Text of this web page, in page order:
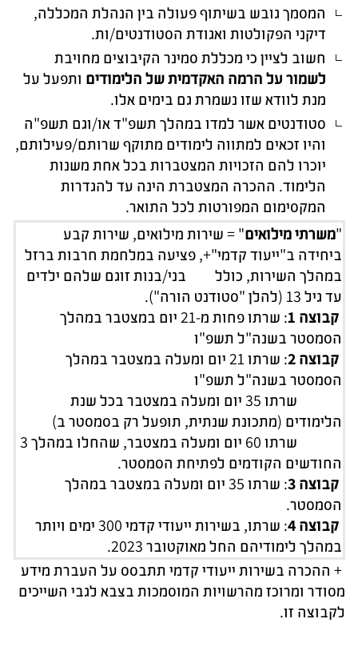
המסמך גובש בשיתוף פעולה בין הנהלת המכללה,
דיקני הפקולטות ואגודת הסטודנטים/ות.
חשוב לציין כי מכללת סמינר הקיבוצים מחויבת
לשמור על הרמה האקדמית של הלימודים ותפעל על
מנת לוודא שזו נשמרת גם בימים אלו.
סטודנטים אשר למדו במהלך תשפ"ד או/וגם תשפ"ה
והיו זכאים למתווה לימודים מתוקף שרותם/פעילותם,
יוכרו להם הזכויות המצטברות בכל אחת משנות
הלימוד. ההכרה המצטברת הינה עד להגדרות
המקסימום המפורטות לכל התואר.
"משרתי מילואים" = שירות מילואים, שירות קבע
ביחידה ב"ייעוד קדמי"+, פציעה במלחמת חרבות ברזל
במהלך השירות, כולל בני/בנות זוגם שלהם ילדים
עד גיל 13 (להלן "סטודנט הורה").
קבוצה 1
: שרתו פחות מ-21 יום במצטבר במהלך
הסמסטר בשנה"ל תשפ"ו
קבוצה 2
: שרתו 21 יום ומעלה במצטבר במהלך
הסמסטר בשנה"ל תשפ"ו
שרתו 35 יום ומעלה במצטבר בכל שנת
הלימודים (מתכונת שנתית, תופעל רק בסמסטר ב)
שרתו 60 יום ומעלה במצטבר, שהחלו במהלך 3
החודשים הקודמים לפתיחת הסמסטר.
קבוצה 3
: שרתו 35 יום ומעלה במצטבר במהלך
הסמסטר.
קבוצה 4
: שרתו, בשירות ייעודי קדמי 300 ימים ויותר
במהלך לימודיהם החל מאוקטובר 2023.
+ ההכרה בשירות ייעודי קדמי תתבסס על העברת מידע
מסודר ומרוכז מהרשויות המוסמכות בצבא לגבי השייכים
לקבוצה זו.